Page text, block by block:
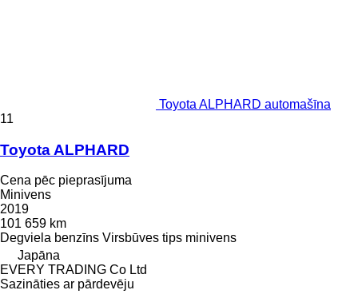
Toyota ALPHARD automašīna
11
Toyota ALPHARD
Cena pēc pieprasījuma
Minivens
2019
101 659 km
Degviela benzīns Virsbūves tips minivens
Japāna
EVERY TRADING Co Ltd
Sazināties ar pārdevēju